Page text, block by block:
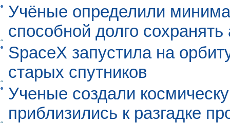
Учёные определили
способной долго
SpaceX запустила на
старых спутников
Ученые создали
приблизились к разгадке